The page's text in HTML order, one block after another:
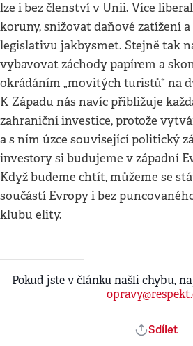
lze i bez členství v Unii. Více
koruny, snižovat daňové zatížení
legislativu jakbysmet. Stejně tak
vybavovat záchody papírem a
okrádáním „movitých turistů“ na
K Západu nás navíc přibližuje
zahraniční investice, protože
a s ním úzce související politický
investory si budujeme v západní
Když budeme chtít, můžeme se
součástí Evropy i bez
klubu elity.
Pokud jste v článku našli chybu,
Sdílet